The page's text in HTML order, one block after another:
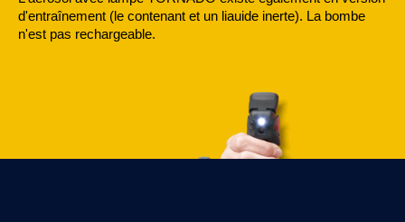
d'entraînement (le contenant et un liauide inerte). La bombe
n'est pas rechargeable.